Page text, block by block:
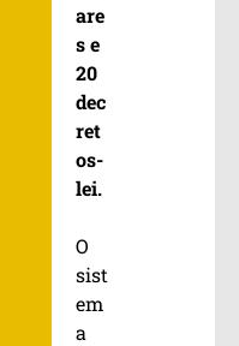
are
s e
20
dec
ret
os-
lei.
O
sist
em
a